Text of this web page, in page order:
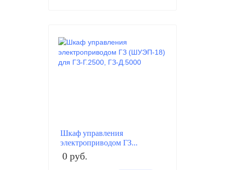
Шкаф управления
электроприводом ГЗ...
0 руб.